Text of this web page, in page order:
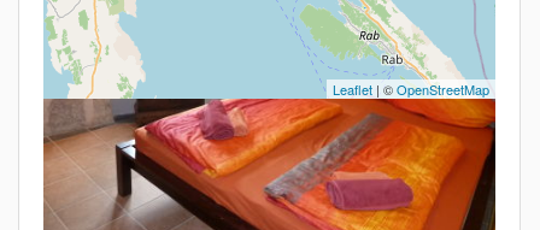
Leaflet | ©OpenStreetMap